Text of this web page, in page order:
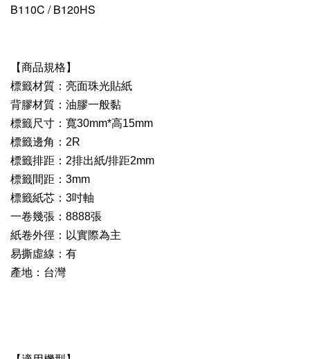
B110C / B120HS
【商品規格】
標籤材質：亮面珠光貼紙
背膠材質：油膠一般黏
標籤尺寸：寬30mm*高15mm
標籤邊角：2R
標籤排距：2排出紙/排距2mm
標籤間距：3mm
標籤紙芯：3吋軸
一卷幾張：8888張
紙卷外徑：以實際為主
易撕虛線：有
產地：台灣